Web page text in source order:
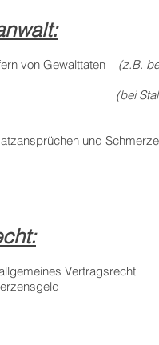
von Gewalttaten (z.B.
(bei
und
Vertragsrecht